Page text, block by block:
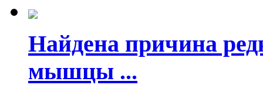
Найдена причина
мышцы ...